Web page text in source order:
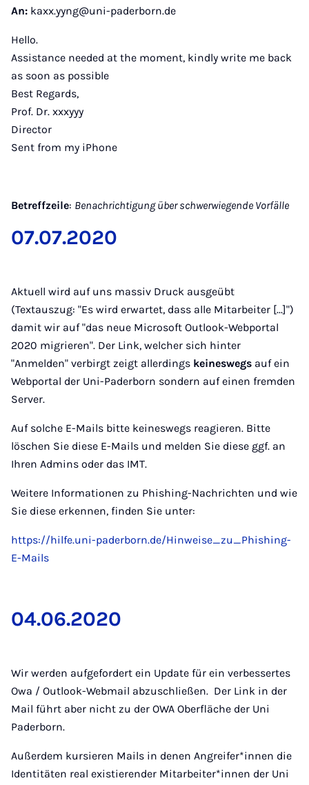
An: kaxx.yyng@uni-paderborn.de
Hello.
Assistance needed at the moment, kindly write me back
as soon as possible
Best Regards,
Prof. Dr. xxxyyy
Director
Sent from my iPhone
Betreffzeile: Benachrichtigung über schwerwiegende Vorfälle
07.07.2020
Aktuell wird auf uns massiv Druck ausgeübt
(Textauszug: "Es wird erwartet, dass alle Mitarbeiter [...]")
damit wir auf "das neue Microsoft Outlook-Webportal
2020 migrieren". Der Link, welcher sich hinter
"Anmelden" verbirgt zeigt allerdings keineswegs auf ein
Webportal der Uni-Paderborn sondern auf einen fremden
Server.
Auf solche E-Mails bitte keineswegs reagieren. Bitte
löschen Sie diese E-Mails und melden Sie diese ggf. an
Ihren Admins oder das IMT.
Weitere Informationen zu Phishing-Nachrichten und wie
Sie diese erkennen, finden Sie unter:
https://hilfe.uni-paderborn.de/Hinweise_zu_Phishing-
E-Mails
04.06.2020
Wir werden aufgefordert ein Update für ein verbessertes
Owa / Outlook-Webmail abzuschließen. Der Link in der
Mail führt aber nicht zu der OWA Oberfläche der Uni
Paderborn.
Außerdem kursieren Mails in denen Angreifer*innen die
Identitäten real existierender Mitarbeiter*innen der Uni